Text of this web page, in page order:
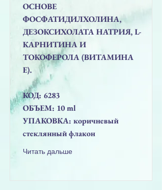
ОСНОВЕ
ФОСФАТИДИЛХОЛИНА,
ДЕЗОКСИХОЛАТА НАТРИЯ, L-
КАРНИТИНА И
ТОКОФЕРОЛА (ВИТАМИНА
Е).
КОД: 6283
ОБЪЕМ: 10 ml
УПАКОВКА: коричневый
стеклянный флакон
Читать дальше